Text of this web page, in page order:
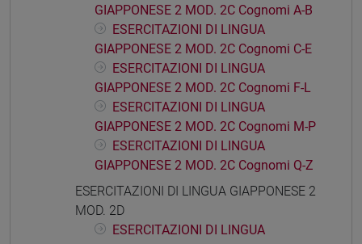
GIAPPONESE 2 MOD. 2C Cognomi A-B
ESERCITAZIONI DI LINGUA
GIAPPONESE 2 MOD. 2C Cognomi C-E
ESERCITAZIONI DI LINGUA
GIAPPONESE 2 MOD. 2C Cognomi F-L
ESERCITAZIONI DI LINGUA
GIAPPONESE 2 MOD. 2C Cognomi M-P
ESERCITAZIONI DI LINGUA
GIAPPONESE 2 MOD. 2C Cognomi Q-Z
ESERCITAZIONI DI LINGUA GIAPPONESE 2
MOD. 2D
ESERCITAZIONI DI LINGUA